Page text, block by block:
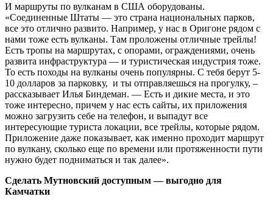
И маршруты по вулканам в США оборудованы.
«Соединенные Штаты — это страна национальных парков,
все это отлично развито. Например, у нас в Оригоне рядом с
нами тоже есть вулканы. Там проложены отличные трейлы!
Есть тропы на маршрутах, с опорами, ограждениями, очень
развита инфраструктура — и туристическая индустрия тоже.
То есть походы на вулканы очень популярны. С тебя берут 5-
10 долларов за парковку, и ты отправляешься на прогулку, –
рассказывает Илья Биндеман. — Есть и дикие места, и это
тоже интересно, причем у нас есть сайты, их приложения
можно загрузить себе на телефон, и выпадут все
интересующие туриста локации, все трейлы, которые рядом.
Приложение даже показывает, как именно проходит маршрут
по вулкану, сколько еще по времени или протяженности пути
нужно будет подниматься и так далее».
Сделать Мутновский доступным — выгодно для
Камчатки